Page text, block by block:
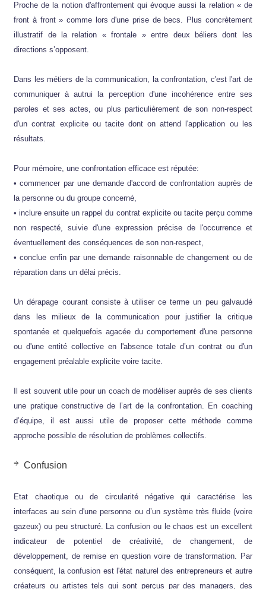
Proche de la notion d'affrontement qui évoque aussi la relation « de
front à front » comme lors d'une prise de becs. Plus concrètement
illustratif de la relation « frontale » entre deux béliers dont les
directions s’opposent.
Dans les métiers de la communication, la confrontation, c'est l'art de
communiquer à autrui la perception d'une incohérence entre ses
paroles et ses actes, ou plus particulièrement de son non-respect
d'un contrat explicite ou tacite dont on attend l'application ou les
résultats.
Pour mémoire, une confrontation efficace est réputée:
• commencer par une demande d'accord de confrontation auprès de
la personne ou du groupe concerné,
• inclure ensuite un rappel du contrat explicite ou tacite perçu comme
non respecté, suivie d'une expression précise de l'occurrence et
éventuellement des conséquences de son non-respect,
• conclue enfin par une demande raisonnable de changement ou de
réparation dans un délai précis.
Un dérapage courant consiste à utiliser ce terme un peu galvaudé
dans les milieux de la communication pour justifier la critique
spontanée et quelquefois agacée du comportement d'une personne
ou d'une entité collective en l'absence totale d’un contrat ou d'un
engagement préalable explicite voire tacite.
Il est souvent utile pour un coach de modéliser auprès de ses clients
une pratique constructive de l’art de la confrontation. En coaching
d’équipe, il est aussi utile de proposer cette méthode comme
approche possible de résolution de problèmes collectifs.
Confusion
Etat chaotique ou de circularité négative qui caractérise les
interfaces au sein d'une personne ou d’un système très fluide (voire
gazeux) ou peu structuré. La confusion ou le chaos est un excellent
indicateur de potentiel de créativité, de changement, de
développement, de remise en question voire de transformation. Par
conséquent, la confusion est l'état naturel des entrepreneurs et autre
créateurs ou artistes tels qui sont perçus par des managers, des